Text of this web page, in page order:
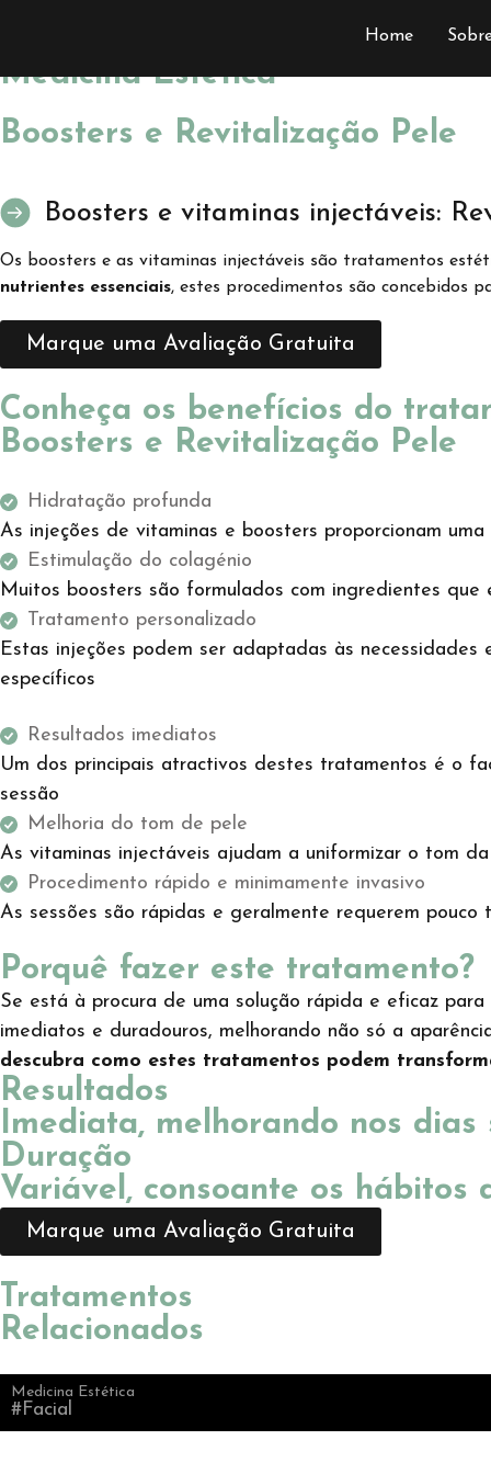
Home
Medicina Estética
Boosters e Revitalização Pele
Boosters e vitaminas injectáveis:
Os boosters e as vitaminas injectáveis são tratamentos
nutrientes essenciais, estes procedimentos são concebidos
Marque uma Avaliação Gratuita
Conheça os benefícios do
Boosters e Revitalização Pele
Hidratação profunda
As injeções de vitaminas e boosters proporcionam
Estimulação do colagénio
Muitos boosters são formulados com ingredientes
Tratamento personalizado
Estas injeções podem ser adaptadas às
específicos
Resultados imediatos
Um dos principais atractivos destes tratamentos é o
sessão
Melhoria do tom de pele
As vitaminas injectáveis ajudam a uniformizar o tom
Procedimento rápido e minimamente invasivo
As sessões são rápidas e geralmente requerem
Porquê fazer este tratamento?
Se está à procura de uma solução rápida e eficaz
imediatos e duradouros, melhorando não só a
descubra como estes tratamentos podem
Resultados
Imediata, melhorando nos
Duração
Variável, consoante os hábitos
Marque uma Avaliação Gratuita
Tratamentos
Relacionados
Medicina Estética
#Facial